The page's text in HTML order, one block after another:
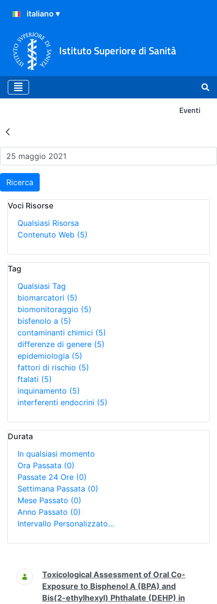
Istituto Superiore di Sanità
Eventi
Risultati della Ricerca -
Ricerca
Voci Risorse
Qualsiasi Risorsa
Contenuto Web (5)
Tag
Qualsiasi Tag
biomarcatori (5)
biomonitoraggio (5)
bisfenolo a (5)
contaminanti chimici (5)
differenze di genere (5)
epidemiologia (5)
fattori di rischio (5)
ftalati (5)
inquinamento (5)
interferenti endocrini (5)
Durata
In qualsiasi momento
Ora Passata (0)
Passate 24 Ore (0)
Settimana Passata (0)
Mese Passato (0)
Anno Passato (0)
Intervallo Personalizzato…
Ricerca
Toxicological Assessment of Oral Co-
Exposure to Bisphenol A (BPA) and
Bis(2-ethylhexyl) Phthalate (DEHP) in